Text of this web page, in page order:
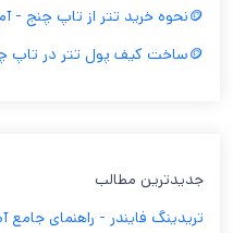
🪙نحوه خرید تتر از تاپ چنج - آموزش خرید تتر با تاپ چنج
🪙ساخت کیف پول تتر در تاپ چنج - کیف پول تتر در تاپ چنج
جدیدترین مطالب
تریدینگ فایندر - راهنمای